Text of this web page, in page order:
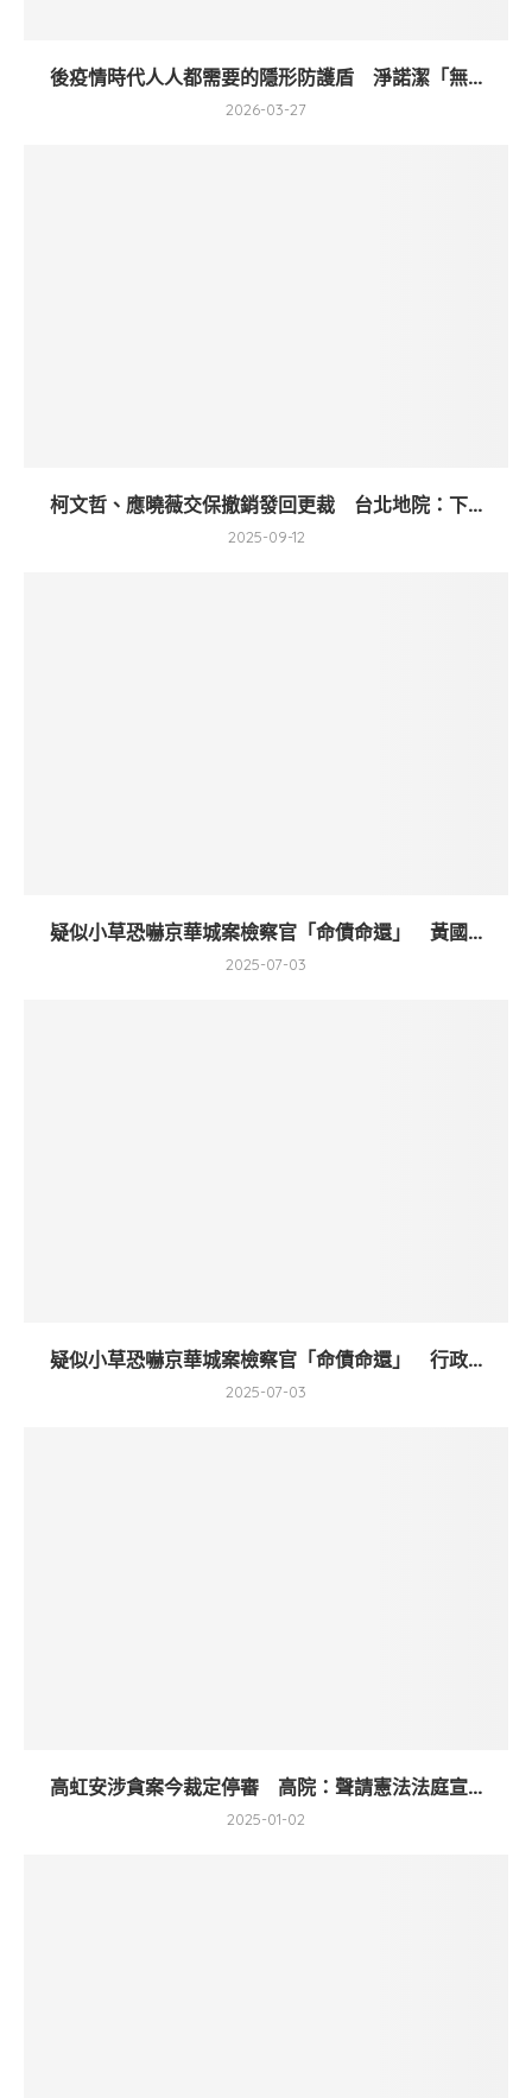
後疫情時代人人都需要的隱形防護盾 淨諾潔「無...
2026-03-27
柯文哲、應曉薇交保撤銷發回更裁 台北地院：下...
2025-09-12
疑似小草恐嚇京華城案檢察官「命債命還」 黃國...
2025-07-03
疑似小草恐嚇京華城案檢察官「命債命還」 行政...
2025-07-03
高虹安涉貪案今裁定停審 高院：聲請憲法法庭宣...
2025-01-02